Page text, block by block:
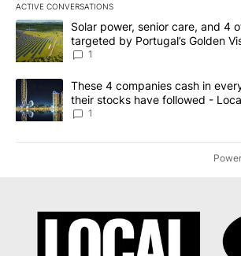
ACTIVE CONVERSATIONS
The following is a list of the most
A trending article titled "Solar power,
Solar power, senior care, and 4
targeted by Portugal’s Golden
News 8
1
A trending article titled "These 4
These 4 companies cash in
their stocks have followed -
1